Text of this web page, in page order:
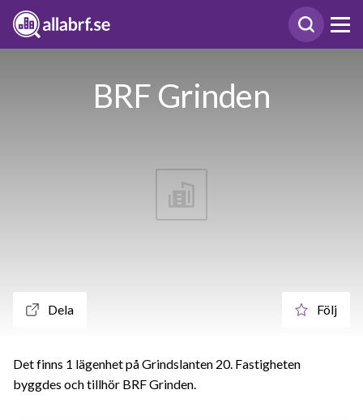
BRF Grinden
Dela Följ
Det finns 1 lägenhet på Grindslanten 20. Fastigheten
byggdes och tillhör BRF Grinden.